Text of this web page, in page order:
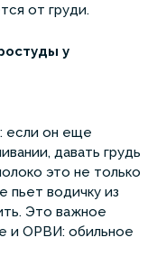
от груди.
у
если он еще
давать грудь
это не только
пьет водичку из
Это важное
и ОРВИ: обильное